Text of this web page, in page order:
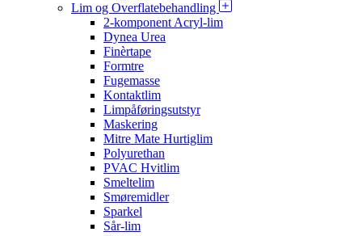
Lim og Overflatebehandling
2-komponent Acryl-lim
Dynea Urea
Finèrtape
Formtre
Fugemasse
Kontaktlim
Limpåføringsutstyr
Maskering
Mitre Mate Hurtiglim
Polyurethan
PVAC Hvitlim
Smeltelim
Smøremidler
Sparkel
Sår-lim